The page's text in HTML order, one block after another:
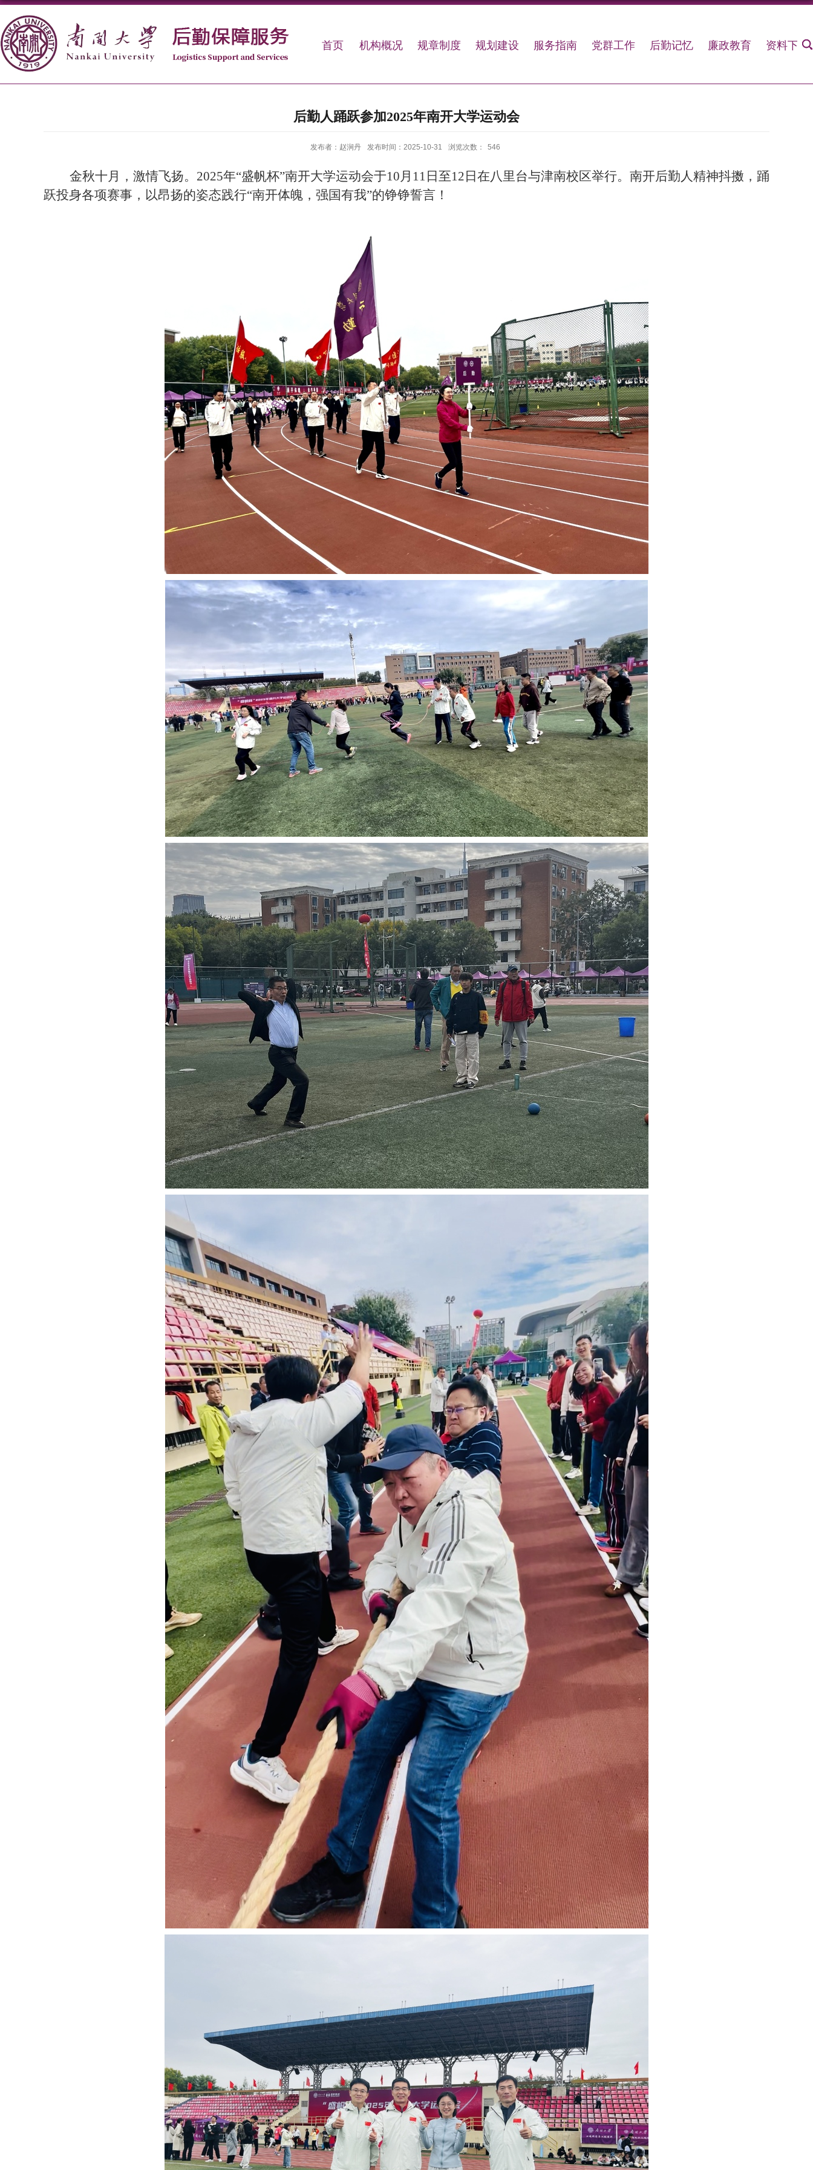
首页 机构概况 规章制度 规划建设 服务指南 党群工作 后勤记忆 廉政教育 资料下载
后勤人踊跃参加2025年南开大学运动会
发布者：赵涧丹 发布时间：2025-10-31 浏览次数： 546
金秋十月，激情飞扬。 2025年“盛帆杯”南开大学运动会于10月 11 日至12 日在八里台与津南校区举行。南开后勤人精神抖擞，踊
跃投身各项赛事，以昂扬的姿态践行“南开体魄，强国有我”的铮铮誓言！